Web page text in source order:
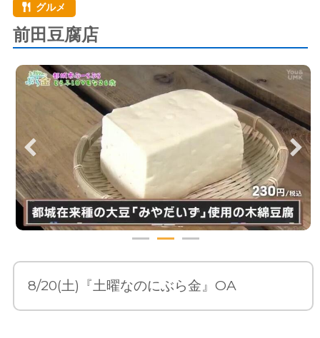
グルメ
前田豆腐店
8/20(土)『土曜なのにぶら金』OA